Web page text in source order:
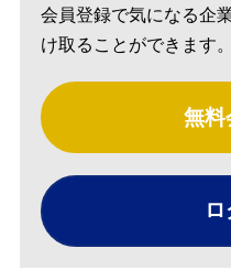
会員登録で気になる企
け取ることができます。
無料